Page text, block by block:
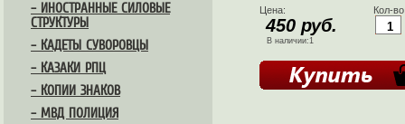
– ИНОСТРАННЫЕ СИЛОВЫЕ
СТРУКТУРЫ
– КАДЕТЫ СУВОРОВЦЫ
– КАЗАКИ РПЦ
– КОПИИ ЗНАКОВ
– МВД ПОЛИЦИЯ
Цена:
450 руб.
В наличии:1
Кол-